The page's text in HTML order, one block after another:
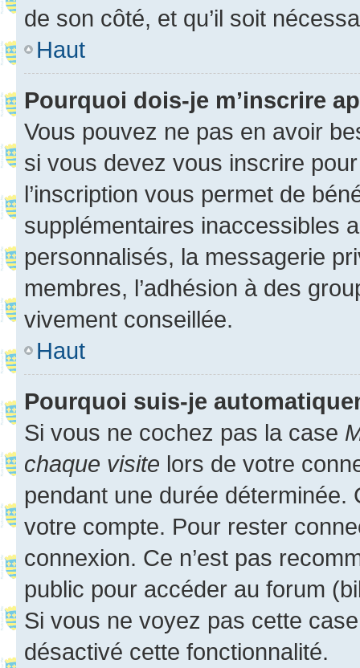
de son côté, et qu’il soit
Haut
Pourquoi dois-je m’inscrire
Vous pouvez ne pas en avoir
si vous devez vous inscrire
l’inscription vous permet de
supplémentaires inaccessibles
personnalisés, la messagerie
membres, l’adhésion à des
vivement conseillée.
Haut
Pourquoi suis-je
Si vous ne cochez pas la case
chaque visite lors de votre
pendant une durée déterminée.
votre compte. Pour rester
connexion. Ce n’est pas
public pour accéder au forum
Si vous ne voyez pas cette
désactivé cette fonctionnalité.